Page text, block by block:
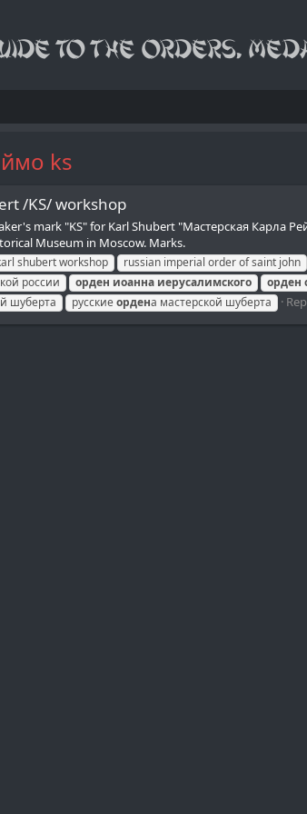
ks
/KS/ workshop
mark "KS" for Karl Shubert "Мастерская
Museum in Moscow. Marks.
shubert workshop russian imperial order of saint john
россии орден иоанна иерусалимского орден
шуберта русскиеордена мастерской шуберта